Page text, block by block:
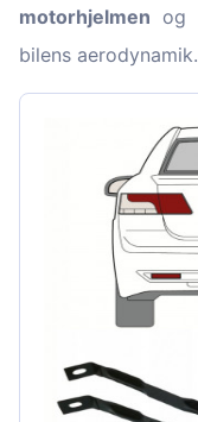
motorhjelmen og
bilens aerodynamik.